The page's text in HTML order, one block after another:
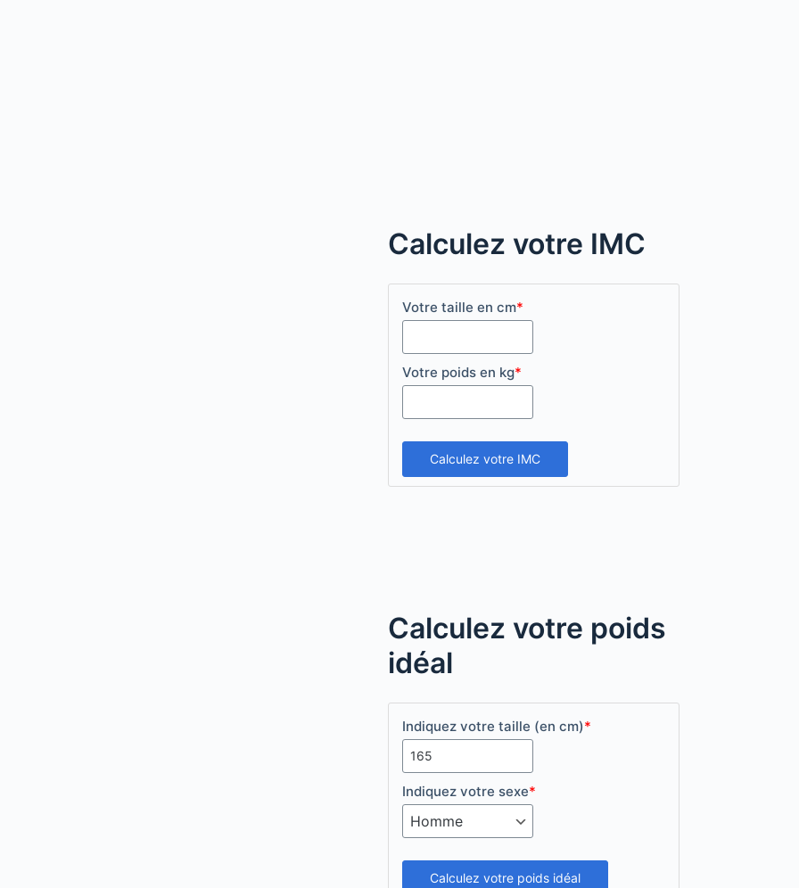
Calculez votre IMC
Votre taille en cm*
Votre poids en kg*
Calculez votre IMC
Calculez votre poids
idéal
Indiquez votre taille (en cm)*
Indiquez votre sexe*
Calculez votre poids idéal